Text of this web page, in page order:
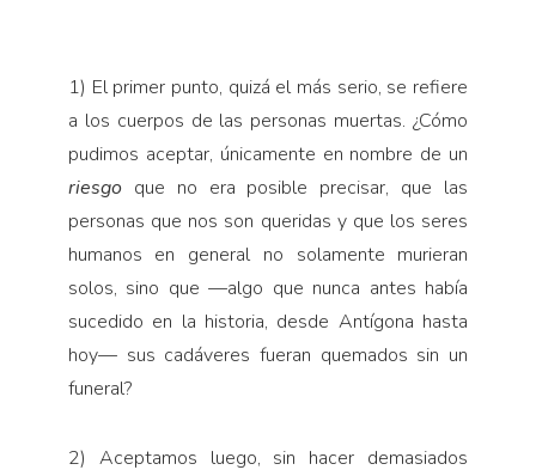
1) El primer punto, quizá el más serio, se refiere
a los cuerpos de las personas muertas. ¿Cómo
pudimos aceptar, únicamente en nombre de un
riesgoque no era posible precisar, que las
personas que nos son queridas y que los seres
humanos en general no solamente murieran
solos, sino que —algo que nunca antes había
sucedido en la historia, desde Antígona hasta
hoy— sus cadáveres fueran quemados sin un
funeral?
2) Aceptamos luego, sin hacer demasiados